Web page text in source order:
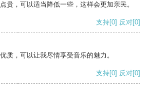
贵，可以适当降低一些，这样会更加亲民。
支持[0] 反对[0]
质，可以让我尽情享受音乐的魅力。
支持[0] 反对[0]